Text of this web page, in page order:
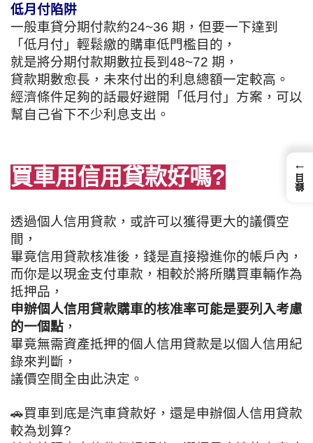
低月付陷阱
一般車貸分期付款約24~36 期，但要一下達到
「低月付」輕鬆繳的購車低門檻目的，
就是將分期付款期數拉長到48~72 期，
貸款期數愈長， 未來付出的利息總額一定較高。
經濟條件足夠的話最好避開「低月付」方案， 可以
幫自己省下不少利息支出。
買車用信用貸款好嗎?
透過個人信用貸款，或許可以獲得更大的議價空
間，
畢竟信用貸款核准後，錢是直接撥進你的帳戶內，
而你是以現金支付車款，相較於將所購買車輛作為
抵押品，
申辦個人信用貸款購車的核准率可能是要列入考慮
的一個點 ，
畢竟無需資產抵押的個人信用貸款是以個人信用紀
錄來判斷，
議價空間全由此決定。
🚗買車到底是汽車貸款好，還是申辦個人信用貸款
較為划算?
←
錄目